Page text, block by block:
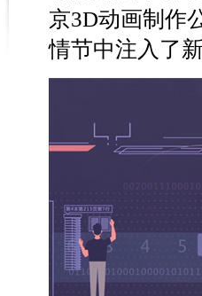
京3D动画制作
情节中注入了